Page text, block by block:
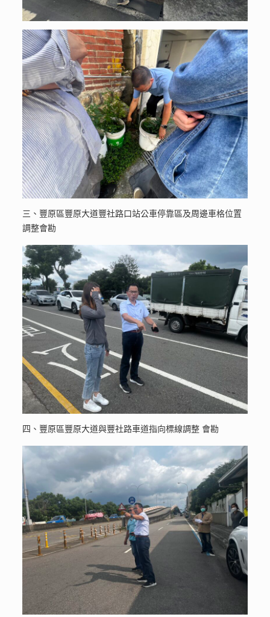
三、豐原區豐原大道豐社路口站公車停靠區及周邊車格位置
調整會勘
四、豐原區豐原大道與豐社路車道指向標線調整 會勘